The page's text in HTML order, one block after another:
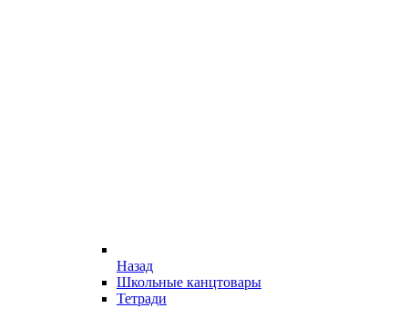
Назад
Школьные канцтовары
Тетради